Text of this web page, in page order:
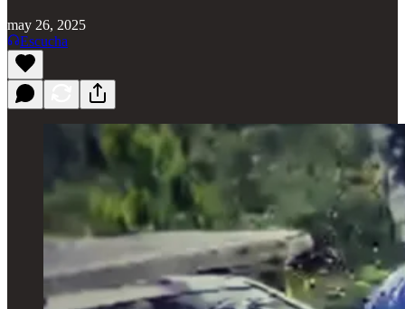
may 26, 2025
Escucha